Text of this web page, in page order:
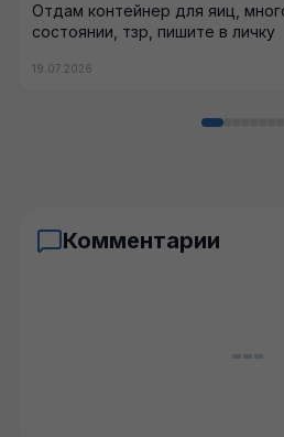
Отдам контейнер для яиц,
состоянии, тзр, пишите в личку
19.07.2026
Комментарии